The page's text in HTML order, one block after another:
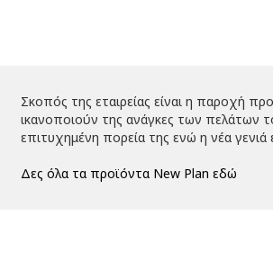
Σκοπός της εταιρείας είναι η παροχή
ικανοποιούν της ανάγκες των πελάτων
επιτυχημένη πορεία της ενώ η νέα γενιά
Δες όλα τα προϊόντα New Plan εδώ